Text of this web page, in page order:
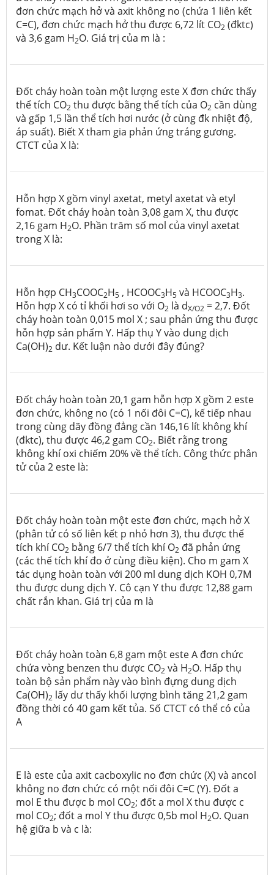
đơn chức mạch hở và axit không no (chứa 1 liên kết
C=C), đơn chức mạch hở thu được 6,72 lít CO2 (đktc)
và 3,6 gam H2O. Giá trị của m là :
Đốt cháy hoàn toàn một lượng este X đơn chức thấy
thể tích CO2 thu được bằng thể tích của O2 cần dùng
và gấp 1,5 lần thể tích hơi nước (ở cùng đk nhiệt độ,
áp suất). Biết X tham gia phản ứng tráng gương.
CTCT của X là:
Hỗn hợp X gồm vinyl axetat, metyl axetat và etyl
fomat. Đốt cháy hoàn toàn 3,08 gam X, thu được
2,16 gam H2O. Phần trăm số mol của vinyl axetat
trong X là:
Hỗn hợp CH3COOC2H5 , HCOOC3H5 và HCOOC3H3.
Hỗn hợp X có tỉ khối hơi so với O2 là dX/O2 = 2,7. Đốt
cháy hoàn toàn 0,015 mol X ; sau phản ứng thu được
hỗn hợp sản phẩm Y. Hấp thụ Y vào dung dịch
Ca(OH)2 dư. Kết luận nào dưới đây đúng?
Đốt cháy hoàn toàn 20,1 gam hỗn hợp X gồm 2 este
đơn chức, không no (có 1 nối đôi C=C), kế tiếp nhau
trong cùng dãy đồng đẳng cần 146,16 lít không khí
(đktc), thu được 46,2 gam CO2. Biết rằng trong
không khí oxi chiếm 20% về thể tích. Công thức phân
tử của 2 este là:
Đốt cháy hoàn toàn một este đơn chức, mạch hở X
(phân tử có số liên kết p nhỏ hơn 3), thu được thể
tích khí CO2 bằng 6/7 thể tích khí O­2 đã phản ứng
(các thể tích khí đo ở cùng điều kiện). Cho m gam X
tác dụng hoàn toàn với 200 ml dung dịch KOH 0,7M
thu được dung dịch Y. Cô cạn Y thu được 12,88 gam
chất rắn khan. Giá trị của m là
Đốt cháy hoàn toàn 6,8 gam một este A đơn chức
chứa vòng benzen thu được CO2 và H2O. Hấp thụ
toàn bộ sản phẩm này vào bình đựng dung dịch
Ca(OH)2 lấy dư thấy khối lượng bình tăng 21,2 gam
đồng thời có 40 gam kết tủa. Số CTCT có thể có của
A
E là este của axit cacboxylic no đơn chức (X) và ancol
không no đơn chức có một nối đôi C=C (Y). Đốt a
mol E thu được b mol CO2; đốt a mol X thu được c
mol CO2; đốt a mol Y thu được 0,5b mol H2O. Quan
hệ giữa b và c là: